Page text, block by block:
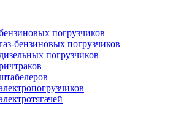
погрузчиков
бензиновых погрузчиков
погрузчиков